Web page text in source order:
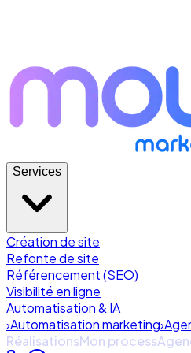
Services
Création de site
Refonte de site
Référencement (SEO)
Visibilité en ligne
Automatisation & IA
›Automatisation marketing›
RéalisationsMon process